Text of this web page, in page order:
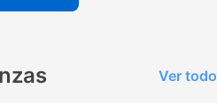
Ver todo